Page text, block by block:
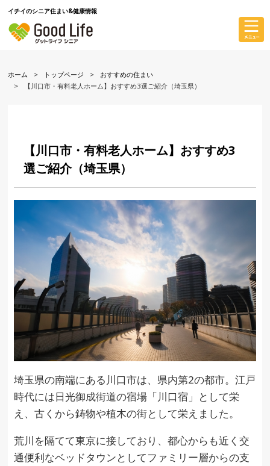
イチイのシニア住まい&健康情報
ホーム トップページ
おすすめの住まい
【川口市・有料老人ホーム】おすすめ3選ご紹介（埼玉県）
【川口市・有料老人ホーム】おすすめ3
選ご紹介（埼玉県）
埼玉県の南端にある川口市は、県内第2の都市。江戸
時代には日光御成街道の宿場「川口宿」として栄
え、古くから鋳物や植木の街として栄えました。
荒川を隔てて東京に接しており、都心からも近く交
通便利なベッドタウンとしてファミリー層からの支